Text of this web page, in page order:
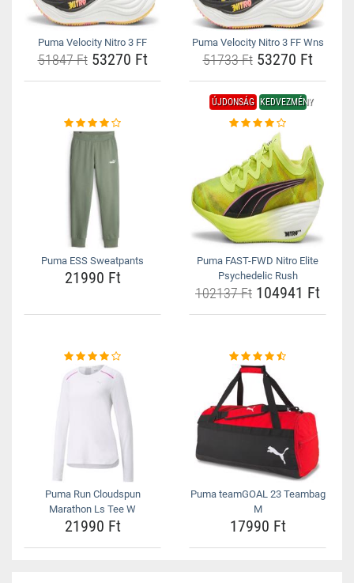
Puma Velocity Nitro 3 FF
51847 Ft53270 Ft
Puma Velocity Nitro 3 FF Wns
51733 Ft53270 Ft
Puma ESS Sweatpants
21990 Ft
ÚJDONSÁG KEDVEZMÉNY
Puma FAST-FWD Nitro Elite
Psychedelic Rush
102137 Ft 104941 Ft
Puma Run Cloudspun
Marathon Ls Tee W
21990 Ft
Puma teamGOAL 23 Teambag
M
17990 Ft